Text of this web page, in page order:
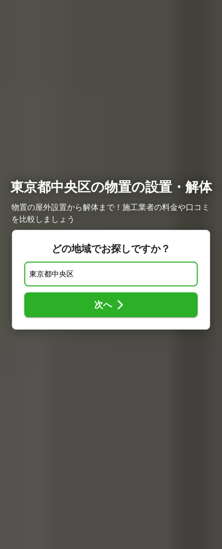
東京都中央区の物置の設置・解体
物置の屋外設置から解体まで！施工業者の料金や口コミ
を比較しましょう
どの地域でお探しですか？
次へ